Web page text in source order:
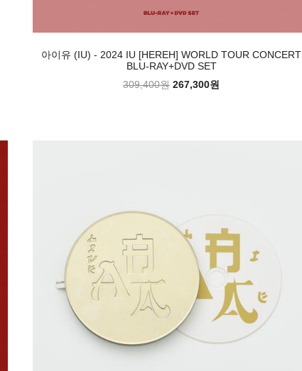
아이유 (IU) - 2024 IU [HEREH] WORLD TOUR CONCERT
BLU-RAY+DVD SET
309,400원 267,300원